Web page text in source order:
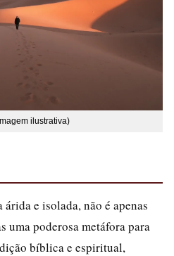
ilustrativa)
árida e isolada, não é apenas
uma poderosa metáfora para
bíblica e espiritual,